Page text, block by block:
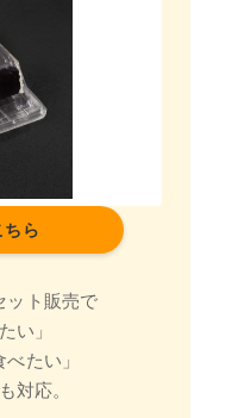
ちら
ット販売で
い」
たい」
対応。